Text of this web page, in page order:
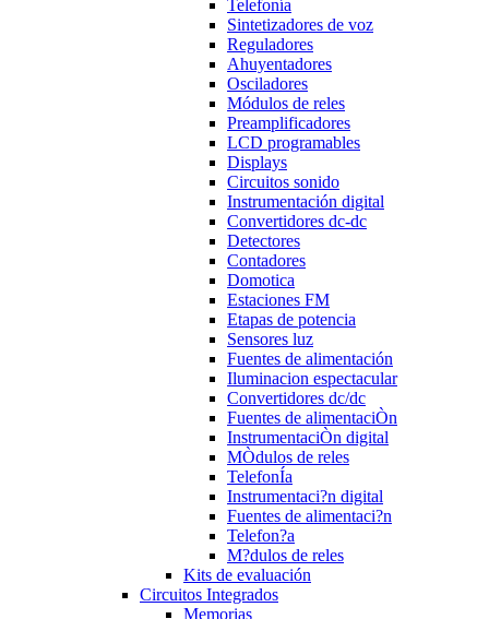
Telefonía
Sintetizadores de voz
Reguladores
Ahuyentadores
Osciladores
Módulos de reles
Preamplificadores
LCD programables
Displays
Circuitos sonido
Instrumentación digital
Convertidores dc-dc
Detectores
Contadores
Domotica
Estaciones FM
Etapas de potencia
Sensores luz
Fuentes de alimentación
Iluminacion espectacular
Convertidores dc/dc
Fuentes de alimentaciÒn
InstrumentaciÒn digital
MÒdulos de reles
TelefonÍa
Instrumentaci?n digital
Fuentes de alimentaci?n
Telefon?a
M?dulos de reles
Kits de evaluación
Circuitos Integrados
Memorias